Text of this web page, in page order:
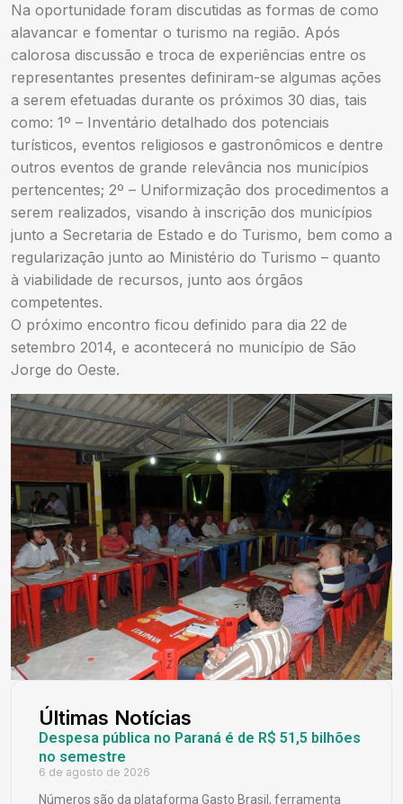
Na oportunidade foram discutidas as formas de como
alavancar e fomentar o turismo na região. Após
calorosa discussão e troca de experiências entre os
representantes presentes definiram-se algumas ações
a serem efetuadas durante os próximos 30 dias, tais
como: 1º – Inventário detalhado dos potenciais
turísticos, eventos religiosos e gastronômicos e dentre
outros eventos de grande relevância nos municípios
pertencentes; 2º – Uniformização dos procedimentos a
serem realizados, visando à inscrição dos municípios
junto a Secretaria de Estado e do Turismo, bem como a
regularização junto ao Ministério do Turismo – quanto
à viabilidade de recursos, junto aos órgãos
competentes.
O próximo encontro ficou definido para dia 22 de
setembro 2014, e acontecerá no município de São
Jorge do Oeste.
Últimas Notícias
Despesa pública no Paraná é de R$ 51,5 bilhões
no semestre
6 de agosto de 2026
Números são da plataforma Gasto Brasil, ferramenta